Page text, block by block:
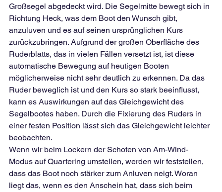
Großsegel abgedeckt wird. Die Segelmitte bewegt sich in
Richtung Heck, was dem Boot den Wunsch gibt,
anzuluven und es auf seinen ursprünglichen Kurs
zurückzubringen. Aufgrund der großen Oberfläche des
Ruderblatts, das in vielen Fällen versetzt ist, ist diese
automatische Bewegung auf heutigen Booten
möglicherweise nicht sehr deutlich zu erkennen. Da das
Ruder beweglich ist und den Kurs so stark beeinflusst,
kann es Auswirkungen auf das Gleichgewicht des
Segelbootes haben. Durch die Fixierung des Ruders in
einer festen Position lässt sich das Gleichgewicht leichter
beobachten.
Wenn wir beim Lockern der Schoten von Am-Wind-
Modus auf Quartering umstellen, werden wir feststellen,
dass das Boot noch stärker zum Anluven neigt. Woran
liegt das, wenn es den Anschein hat, dass sich beim